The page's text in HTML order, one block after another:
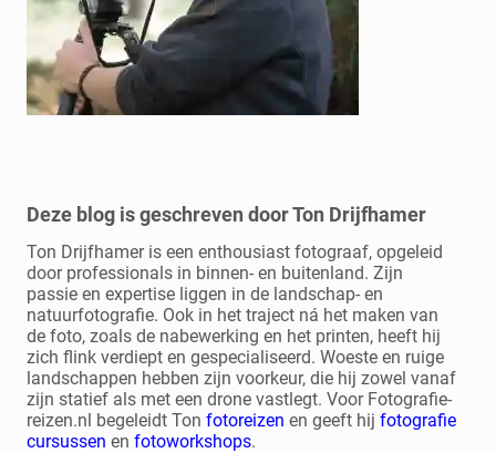
Deze blog is geschreven door Ton Drijfhamer
Ton Drijfhamer is een enthousiast fotograaf, opgeleid
door professionals in binnen- en buitenland. Zijn
passie en expertise liggen in de landschap- en
natuurfotografie. Ook in het traject ná het maken van
de foto, zoals de nabewerking en het printen, heeft hij
zich flink verdiept en gespecialiseerd. Woeste en ruige
landschappen hebben zijn voorkeur, die hij zowel vanaf
zijn statief als met een drone vastlegt. Voor Fotografie-
reizen.nl begeleidt Tonfotoreizen en geeft hijfotografie
cursussen enfotoworkshops.